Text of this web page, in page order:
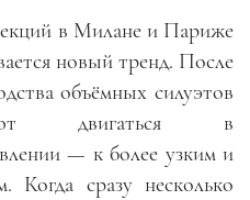
в Милане и Париже
новый тренд. После
объёмных силуэтов
двигаться в
— к более узким и
Когда сразу несколько